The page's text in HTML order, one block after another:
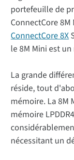
portefeuille de
ConnectCore
ConnectCore 8X
le 8M Mini est
La grande
réside, tout
mémoire. La 8M
mémoire
nécessitant un